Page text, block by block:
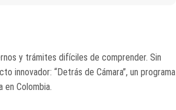
y trámites difíciles de comprender. Sin
innovador: “Detrás de Cámara”, un programa
en Colombia.